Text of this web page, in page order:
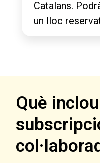
Catalans.
un lloc
Què